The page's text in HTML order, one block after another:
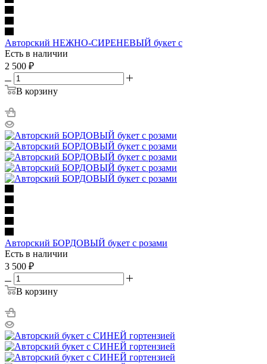
Авторский НЕЖНО-СИРЕНЕВЫЙ букет с
Есть в наличии
2 500 ₽
В корзину
Авторский БОРДОВЫЙ букет с розами
Есть в наличии
3 500 ₽
В корзину